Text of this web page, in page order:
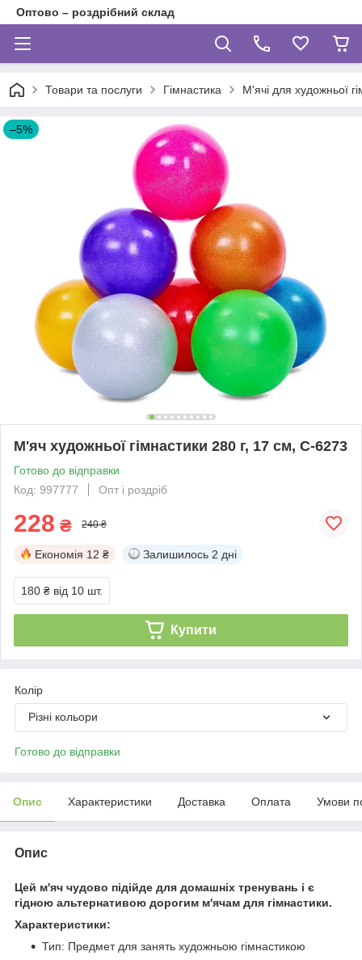
Оптово – роздрібний склад
Товари та послуги Гімнастика М'ячі для художньої
–5%
М'яч художньої гімнастики 280 г, 17 см, C-6273
Готово до відправки
Код: 997777
Опт і роздріб
228 ₴ 240 ₴
Економія 12 ₴ Залишилось 2 дні
180 ₴ від 10 шт.
Купити
Колір
Різні кольори
Готово до відправки
Опис Характеристики Доставка Оплата Умови
Опис
Цей м'яч чудово підійде для домашніх тренувань і є
гідною альтернативою дорогим м'ячам для гімнастики.
Характеристики:
Тип: Предмет для занять художньою гімнастикою